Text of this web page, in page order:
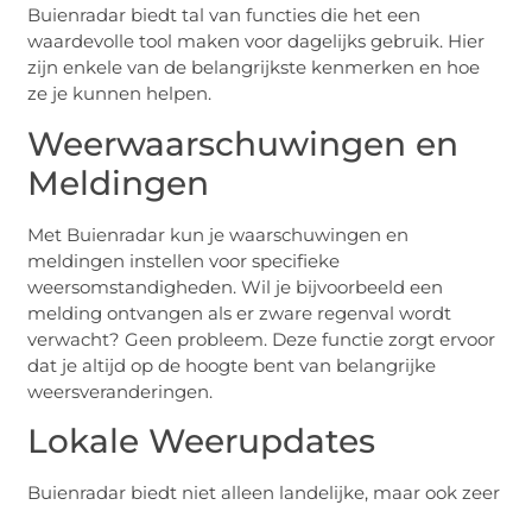
Buienradar biedt tal van functies die het een
waardevolle tool maken voor dagelijks gebruik. Hier
zijn enkele van de belangrijkste kenmerken en hoe
ze je kunnen helpen.
Weerwaarschuwingen en
Meldingen
Met Buienradar kun je waarschuwingen en
meldingen instellen voor specifieke
weersomstandigheden. Wil je bijvoorbeeld een
melding ontvangen als er zware regenval wordt
verwacht? Geen probleem. Deze functie zorgt ervoor
dat je altijd op de hoogte bent van belangrijke
weersveranderingen.
Lokale Weerupdates
Buienradar biedt niet alleen landelijke, maar ook zeer